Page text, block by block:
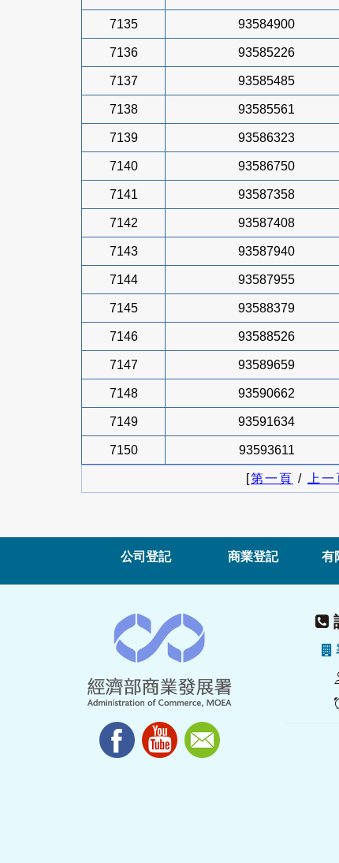
7135 93584900
7136 93585226
7137 93585485
7138 93585561
7139 93586323
7140 93586750
7141 93587358
7142 93587408
7143 93587940
7144 93587955
7145 93588379
7146 93588526
7147 93589659
7148 93590662
7149 93591634
7150 93593611
[第一頁 / 上一
公司登記 商業登記 有